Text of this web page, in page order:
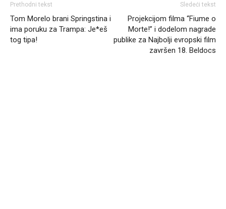
Prethodni tekst
Tom Morelo brani Springstina i
ima poruku za Trampa: Je*eš
tog tipa!
Sledeći tekst
Projekcijom filma “Fiume o
Morte!” i dodelom nagrade
publike za Najbolji evropski film
završen 18. Beldocs